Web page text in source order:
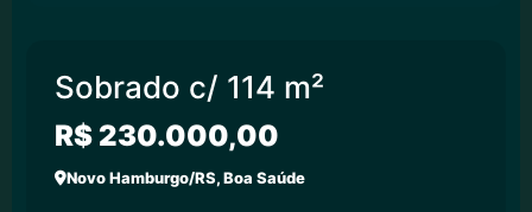
Sobrado c/ 114 m²
R$ 230.000,00
Novo Hamburgo/RS, Boa Saúde